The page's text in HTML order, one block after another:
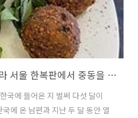
[내돈내산] 이태원,용산_페트라 서울 한복판에서 중동을 만나다!
국에 들어온 지 벌써 다섯 달이
에 온 남편과 지난 두 달 동안 열